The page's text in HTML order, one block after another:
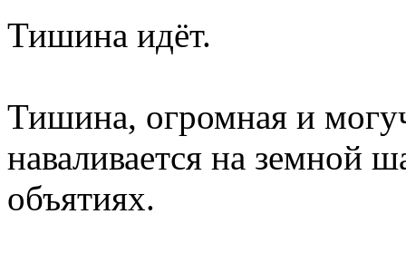
Тишина идёт.
Тишина, огромная и
наваливается на земной
объятиях.